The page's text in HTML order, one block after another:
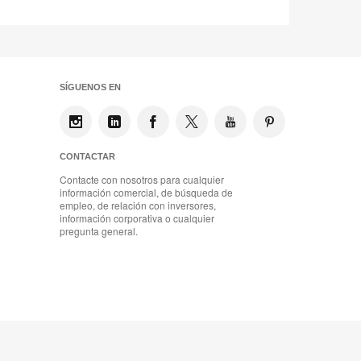
SÍGUENOS EN
CONTACTAR
Contacte con nosotros para cualquier
información comercial, de búsqueda de
empleo, de relación con inversores,
información corporativa o cualquier
pregunta general.